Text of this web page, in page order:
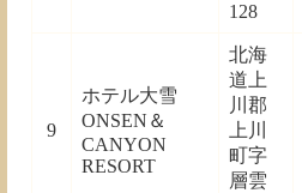
128
9
ホテル大雪
ONSEN＆
CANYON
RESORT
北海
道上
川郡
上川
町字
層雲